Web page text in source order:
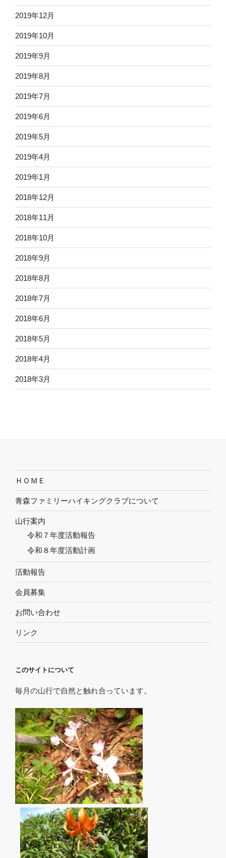
2019年12月
2019年10月
2019年9月
2019年8月
2019年7月
2019年6月
2019年5月
2019年4月
2019年1月
2018年12月
2018年11月
2018年10月
2018年9月
2018年8月
2018年7月
2018年6月
2018年5月
2018年4月
2018年3月
ＨＯＭＥ
青森ファミリーハイキングクラブについて
山行案内
令和７年度活動報告
令和８年度活動計画
活動報告
会員募集
お問い合わせ
リンク
このサイトについて
毎月の山行で自然と触れ合っています。